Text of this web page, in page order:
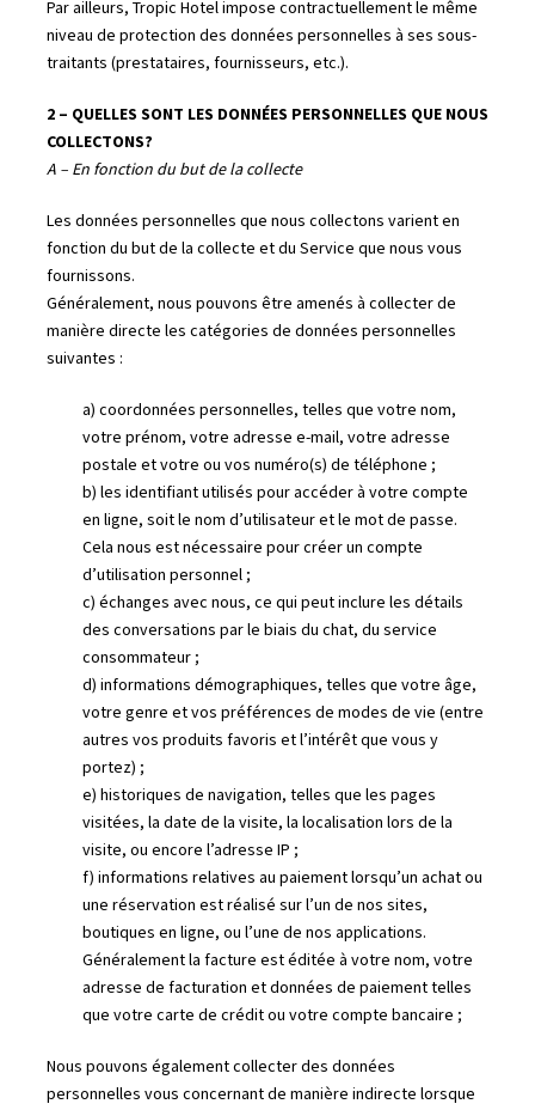
Par ailleurs, Tropic Hotel impose contractuellement le même
niveau de protection des données personnelles à ses sous-
traitants (prestataires, fournisseurs, etc.).
2 – QUELLES SONT LES DONNÉES PERSONNELLES QUE NOUS
COLLECTONS?
A – En fonction du but de la collecte
Les données personnelles que nous collectons varient en
fonction du but de la collecte et du Service que nous vous
fournissons.
Généralement, nous pouvons être amenés à collecter de
manière directe les catégories de données personnelles
suivantes :
a) coordonnées personnelles, telles que votre nom,
votre prénom, votre adresse e-mail, votre adresse
postale et votre ou vos numéro(s) de téléphone ;
b) les identifiant utilisés pour accéder à votre compte
en ligne, soit le nom d’utilisateur et le mot de passe.
Cela nous est nécessaire pour créer un compte
d’utilisation personnel ;
c) échanges avec nous, ce qui peut inclure les détails
des conversations par le biais du chat, du service
consommateur ;
d) informations démographiques, telles que votre âge,
votre genre et vos préférences de modes de vie (entre
autres vos produits favoris et l’intérêt que vous y
portez) ;
e) historiques de navigation, telles que les pages
visitées, la date de la visite, la localisation lors de la
visite, ou encore l’adresse IP ;
f) informations relatives au paiement lorsqu’un achat ou
une réservation est réalisé sur l’un de nos sites,
boutiques en ligne, ou l’une de nos applications.
Généralement la facture est éditée à votre nom, votre
adresse de facturation et données de paiement telles
que votre carte de crédit ou votre compte bancaire ;
Nous pouvons également collecter des données
personnelles vous concernant de manière indirecte lorsque